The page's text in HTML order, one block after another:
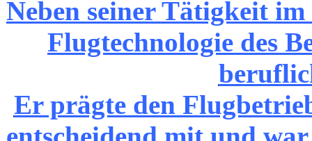
Neben seiner Tätigkeit
Flugtechnologie des
Er prägte den